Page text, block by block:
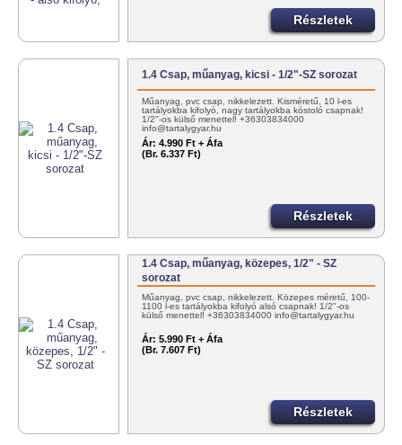
Részletek
1.4 Csap, műanyag, kicsi - 1/2"-SZ sorozat
Műanyag, pvc csap, nikkelezett. Kisméretű, 10 l-es
tartályokba kifolyó, nagy tartályokba kóstoló csapnak!
1/2"-os külső menettel! +36303834000
info@tartalygyar.hu
Ár: 4.990 Ft + Áfa
(Br. 6.337 Ft)
Részletek
1.4 Csap, műanyag, közepes, 1/2" - SZ
sorozat
Műanyag, pvc csap, nikkelezett. Közepes méretű, 100-
1100 l-es tartályokba kifolyó alsó csapnak! 1/2"-os
külső menettel! +36303834000 info@tartalygyar.hu
Ár: 5.990 Ft + Áfa
(Br. 7.607 Ft)
Részletek